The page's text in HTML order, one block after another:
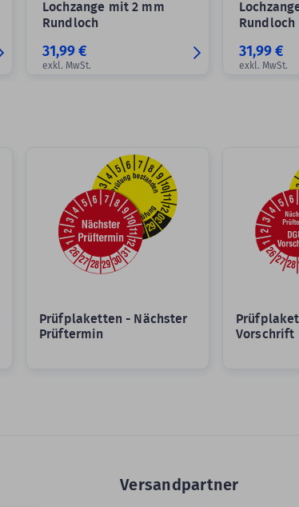
Lochzange mit 2 mm
Rundloch
31,99 €
exkl. MwSt.
Rundloch
31,99 €
exkl. MwSt.
Prüfplaketten - Nächster
Prüftermin
Vorschrift
Versandpartner